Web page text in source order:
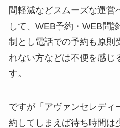
間軽減などスムーズな運営
して、WEB予約・WEB問
制とし電話での予約も原則
れない方などは不便を感じ
す。
ですが「アヴァンセレディ
約してしまえば待ち時間は